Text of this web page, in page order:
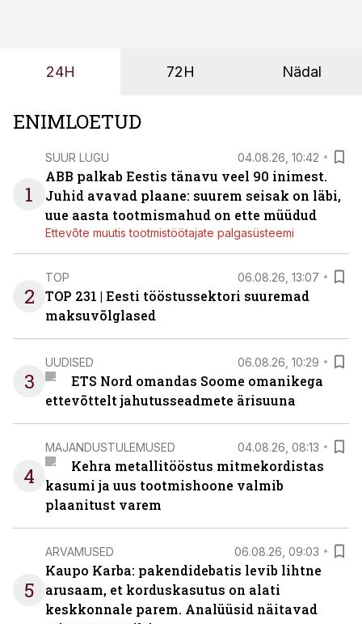
24H 72H Nädal
ENIMLOETUD
1
SUUR LUGU 04.08.26, 10:42
ABB palkab Eestis tänavu veel 90 inimest.
Juhid avavad plaane: suurem seisak on läbi,
uue aasta tootmismahud on ette müüdud
Ettevõte muutis tootmistöötajate palgasüsteemi
2
TOP 06.08.26, 13:07
TOP 231 | Eesti tööstussektori suuremad
maksuvõlglased
3
UUDISED 06.08.26, 10:29
ETS Nord omandas Soome omanikega
ettevõttelt jahutusseadmete ärisuuna
4
MAJANDUSTULEMUSED 04.08.26, 08:13
Kehra metallitööstus mitmekordistas
kasumi ja uus tootmishoone valmib
plaanitust varem
5
ARVAMUSED 06.08.26, 09:03
Kaupo Karba: pakendidebatis levib lihtne
arusaam, et korduskasutus on alati
keskkonnale parem. Analüüsid näitavad